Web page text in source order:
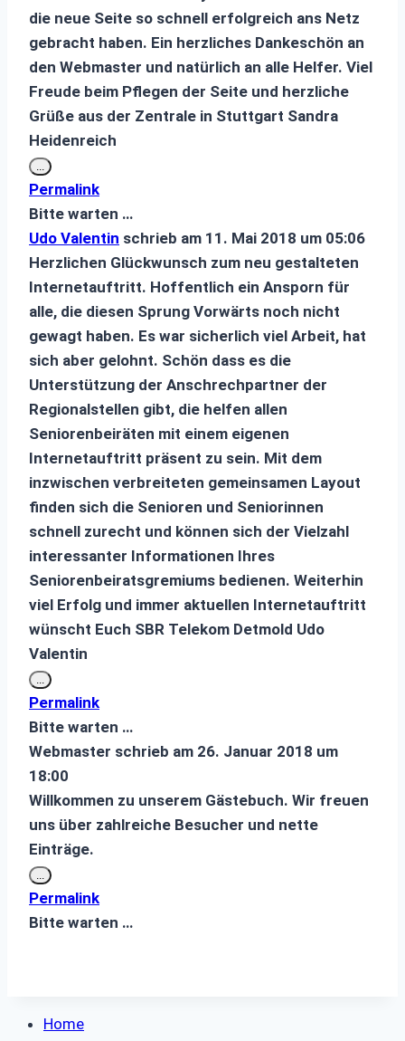
die neue Seite so schnell erfolgreich ans Netz
gebracht haben. Ein herzliches Dankeschön an
den Webmaster und natürlich an alle Helfer. Viel
Freude beim Pflegen der Seite und herzliche
Grüße aus der Zentrale in Stuttgart Sandra
Heidenreich
... Diese
Metabox
ein-/ausblenden.
Permalink
Bitte warten …
Udo Valentin schrieb am 11. Mai 2018 um 05:06
Herzlichen Glückwunsch zum neu gestalteten
Internetauftritt. Hoffentlich ein Ansporn für
alle, die diesen Sprung Vorwärts noch nicht
gewagt haben. Es war sicherlich viel Arbeit, hat
sich aber gelohnt. Schön dass es die
Unterstützung der Anschrechpartner der
Regionalstellen gibt, die helfen allen
Seniorenbeiräten mit einem eigenen
Internetauftritt präsent zu sein. Mit dem
inzwischen verbreiteten gemeinsamen Layout
finden sich die Senioren und Seniorinnen
schnell zurecht und können sich der Vielzahl
interessanter Informationen Ihres
Seniorenbeiratsgremiums bedienen. Weiterhin
viel Erfolg und immer aktuellen Internetauftritt
wünscht Euch SBR Telekom Detmold Udo
Valentin
... Diese
Metabox
ein-/ausblenden.
Permalink
Bitte warten …
Webmaster schrieb am 26. Januar 2018 um
18:00
Willkommen zu unserem Gästebuch. Wir freuen
uns über zahlreiche Besucher und nette
Einträge.
... Diese
Metabox
ein-/ausblenden.
Permalink
Bitte warten …
Home